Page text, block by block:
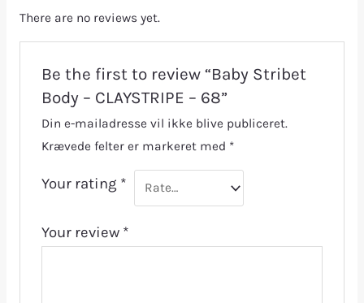
There are no reviews yet.
Be the first to review “Baby Stribet
Body – CLAYSTRIPE – 68”
Din e-mailadresse vil ikke blive publiceret.
Krævede felter er markeret med *
Your rating *
Your review *